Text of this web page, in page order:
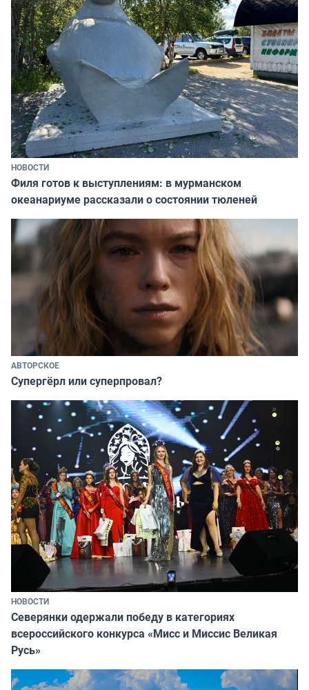
НОВОСТИ
Филя готов к выступлениям: в мурманском
океанариуме рассказали о состоянии тюленей
АВТОРСКОЕ
Супергёрл или суперпровал?
НОВОСТИ
Северянки одержали победу в категориях
всероссийского конкурса «Мисс и Миссис Великая
Русь»